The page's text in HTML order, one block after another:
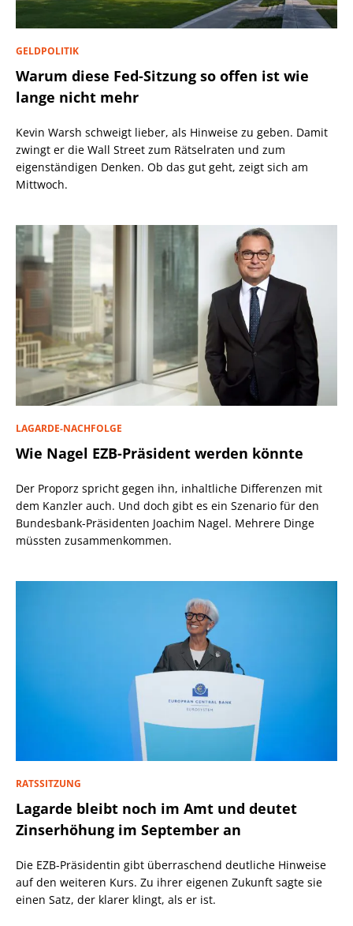
GELDPOLITIK
Warum diese Fed-Sitzung so offen ist wie
lange nicht mehr
Kevin Warsh schweigt lieber, als Hinweise zu geben. Damit
zwingt er die Wall Street zum Rätselraten und zum
eigenständigen Denken. Ob das gut geht, zeigt sich am
Mittwoch.
LAGARDE-NACHFOLGE
Wie Nagel EZB-Präsident werden könnte
Der Proporz spricht gegen ihn, inhaltliche Differenzen mit
dem Kanzler auch. Und doch gibt es ein Szenario für den
Bundesbank-Präsidenten Joachim Nagel. Mehrere Dinge
müssten zusammenkommen.
RATSSITZUNG
Lagarde bleibt noch im Amt und deutet
Zinserhöhung im September an
Die EZB-Präsidentin gibt überraschend deutliche Hinweise
auf den weiteren Kurs. Zu ihrer eigenen Zukunft sagte sie
einen Satz, der klarer klingt, als er ist.